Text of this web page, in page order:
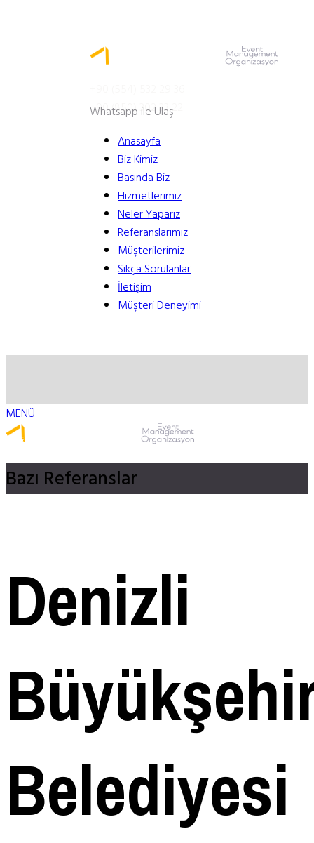
+90 (850) 302 33 22
Whatsapp ile Ulaş
Anasayfa
Biz Kimiz
Basında Biz
Hizmetlerimiz
Neler Yaparız
Referanslarımız
Müşterilerimiz
Sıkça Sorulanlar
İletişim
Müşteri Deneyimi
MENÜ
Whatsapp ile Ulaş
Bazı Referanslar
Denizli
Belediyesi